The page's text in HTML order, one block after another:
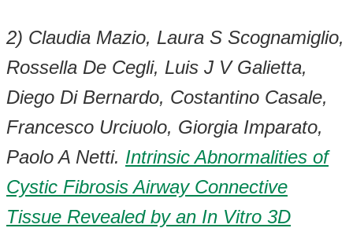
2) Claudia Mazio, Laura S Scognamiglio,
Rossella De Cegli, Luis J V Galietta,
Diego Di Bernardo, Costantino Casale,
Francesco Urciuolo, Giorgia Imparato,
Paolo A Netti. Intrinsic Abnormalities of
Cystic Fibrosis Airway Connective
Tissue Revealed by an In Vitro 3D